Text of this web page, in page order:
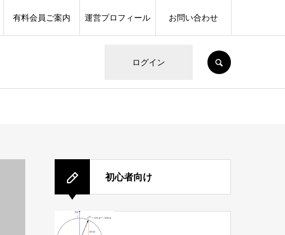
ログイン
有料会員ご案内 運営プロフィール お問い合わせ
初心者向け